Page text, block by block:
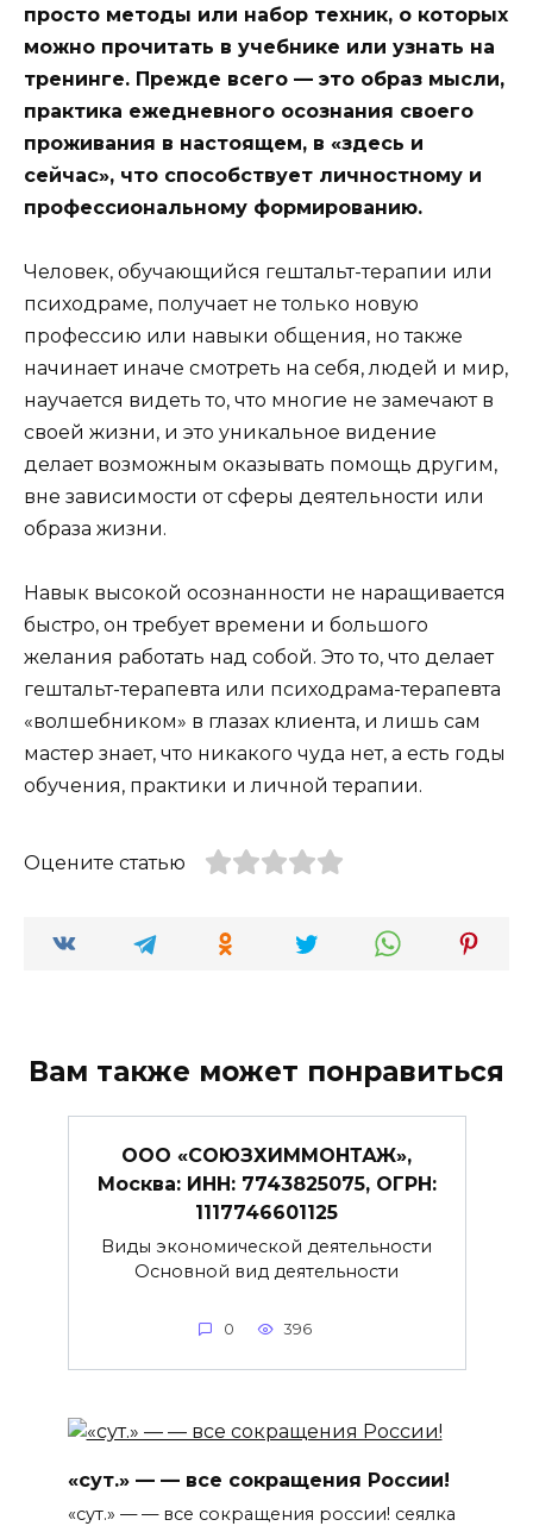
просто методы или набор техник, о которых
можно прочитать в учебнике или узнать на
тренинге. Прежде всего — это образ мысли,
практика ежедневного осознания своего
проживания в настоящем, в «здесь и
сейчас», что способствует личностному и
профессиональному формированию.
Человек, обучающийся гештальт-терапии или
психодраме, получает не только новую
профессию или навыки общения, но также
начинает иначе смотреть на себя, людей и мир,
научается видеть то, что многие не замечают в
своей жизни, и это уникальное видение
делает возможным оказывать помощь другим,
вне зависимости от сферы деятельности или
образа жизни.
Навык высокой осознанности не наращивается
быстро, он требует времени и большого
желания работать над собой. Это то, что делает
гештальт-терапевта или психодрама-терапевта
«волшебником» в глазах клиента, и лишь сам
мастер знает, что никакого чуда нет, а есть годы
обучения, практики и личной терапии.
Оцените статью
Вам также может понравиться
ООО «СОЮЗХИММОНТАЖ»,
Москва: ИНН: 7743825075, ОГРН:
1117746601125
Виды экономической деятельности
Основной вид деятельности
0 396
«сут.» — — все сокращения России!
«сут.» — — все сокращения россии! сеялка